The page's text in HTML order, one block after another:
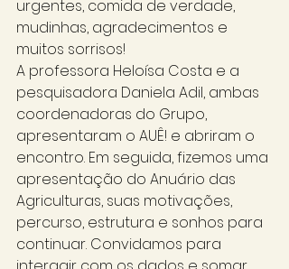
urgentes, comida de verdade,
mudinhas, agradecimentos e
muitos sorrisos!
A professora Heloísa Costa e a
pesquisadora Daniela Adil, ambas
coordenadoras do Grupo,
apresentaram o AUÊ! e abriram o
encontro. Em seguida, fizemos uma
apresentação do Anuário das
Agriculturas, suas motivações,
percurso, estrutura e sonhos para
continuar. Convidamos para